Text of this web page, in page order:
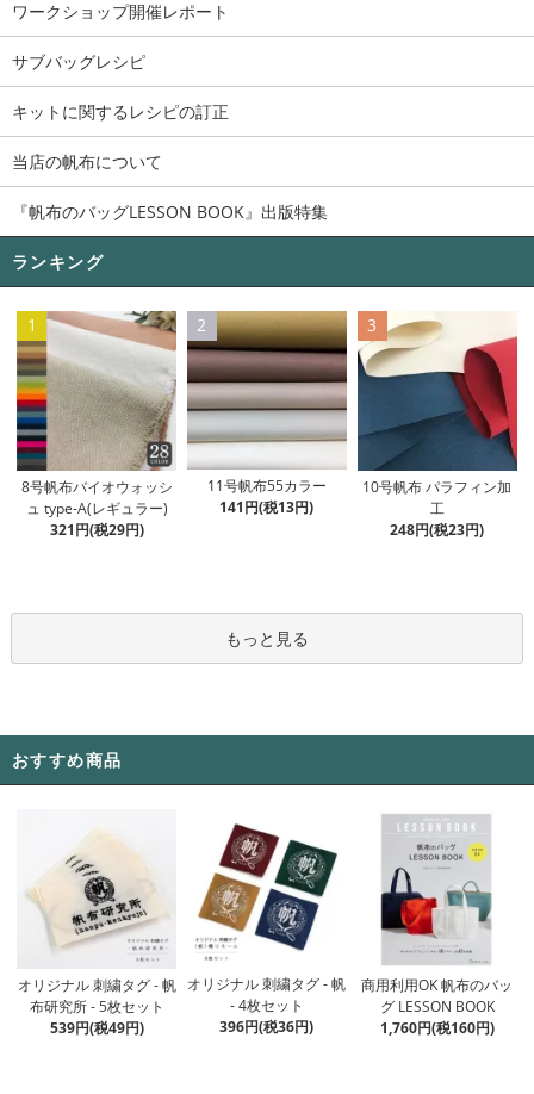
ワークショップ開催レポート
サブバッグレシピ
キットに関するレシピの訂正
当店の帆布について
『帆布のバッグLESSON BOOK』出版特集
ランキング
1
8号帆布バイオウォッシ
ュ type-A(レギュラー)
321円(税29円)
2
11号帆布55カラー
141円(税13円)
3
10号帆布 パラフィン加
工
248円(税23円)
もっと見る
おすすめ商品
オリジナル 刺繍タグ - 帆
布研究所 - 5枚セット
539円(税49円)
オリジナル 刺繍タグ - 帆
- 4枚セット
396円(税36円)
商用利用OK 帆布のバッ
グ LESSON BOOK
1,760円(税160円)